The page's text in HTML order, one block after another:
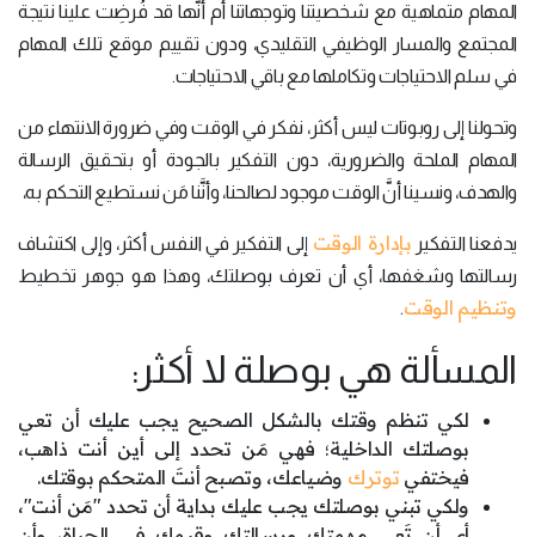
المهام متماهية مع شخصيتنا وتوجهاتنا أم أنَّها قد فُرضِت علينا نتيجة
المجتمع والمسار الوظيفي التقليدي، ودون تقييم موقع تلك المهام
في سلم الاحتياجات وتكاملها مع باقي الاحتياجات.
وتحولنا إلى روبوتات ليس أكثر، نفكر في الوقت وفي ضرورة الانتهاء من
المهام الملحة والضرورية، دون التفكير بالجودة أو بتحقيق الرسالة
والهدف، ونسينا أنَّ الوقت موجود لصالحنا، وأنَّنا مَن نستطيع التحكم به،
يدفعنا التفكير بإدارة الوقت إلى التفكير في النفس أكثر، وإلى اكتشاف
رسالتها وشغفها، أي أن تعرف بوصلتك، وهذا هو جوهر تخطيط
وتنظيم الوقت.
المسألة هي بوصلة لا أكثر:
لكي تنظم وقتك بالشكل الصحيح يجب عليك أن تعي
بوصلتك الداخلية؛ فهي مَن تحدد إلى أين أنت ذاهب،
فيختفي توترك وضياعك، وتصبح أنتَ المتحكم بوقتك.
ولكي تبني بوصلتك يجب عليك بداية أن تحدد "مَن أنت"،